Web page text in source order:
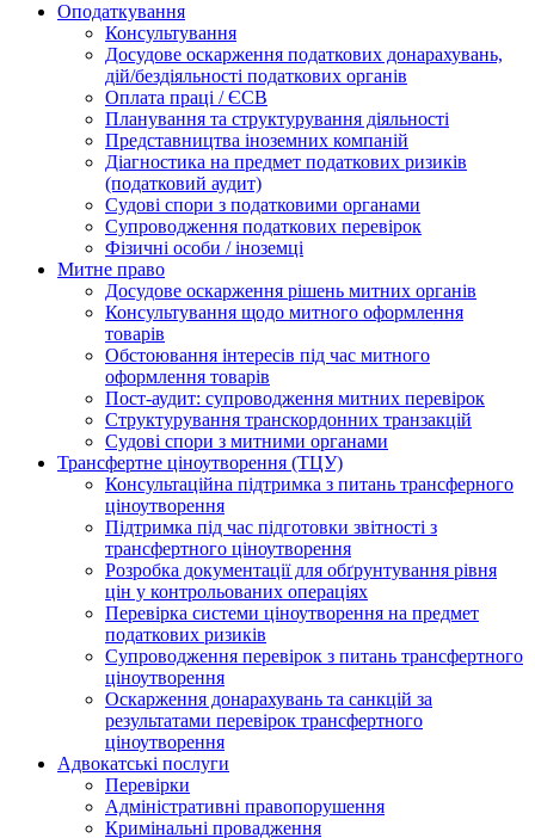
Оподаткування
Консультування
Досудове оскарження податкових донарахувань,
дій/бездіяльності податкових органів
Оплата праці / ЄСВ
Планування та структурування діяльності
Представництва іноземних компаній
Діагностика на предмет податкових ризиків
(податковий аудит)
Судові спори з податковими органами
Супроводження податкових перевірок
Фізичні особи / іноземці
Митне право
Досудове оскарження рішень митних органів
Консультування щодо митного оформлення
товарів
Обстоювання інтересів під час митного
оформлення товарів
Пост-аудит: супроводження митних перевірок
Структурування транскордонних транзакцій
Судові спори з митними органами
Трансфертне ціноутворення (ТЦУ)
Консультаційна підтримка з питань трансферного
ціноутворення
Підтримка під час підготовки звітності з
трансфертного ціноутворення
Розробка документації для обґрунтування рівня
цін у контрольованих операціях
Перевірка системи ціноутворення на предмет
податкових ризиків
Супроводження перевірок з питань трансфертного
ціноутворення
Оскарження донарахувань та санкцій за
результатами перевірок трансфертного
ціноутворення
Адвокатські послуги
Перевірки
Адміністративні правопорушення
Кримінальні провадження